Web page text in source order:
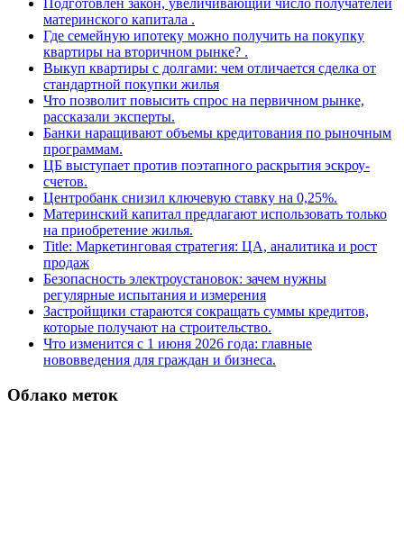
Подготовлен закон, увеличивающий число получателей
материнского капитала .
Где семейную ипотеку можно получить на покупку
квартиры на вторичном рынке? .
Выкуп квартиры с долгами: чем отличается сделка от
стандартной покупки жилья
Что позволит повысить спрос на первичном рынке,
рассказали эксперты.
Банки наращивают объемы кредитования по рыночным
программам.
ЦБ выступает против поэтапного раскрытия эскроу-
счетов.
Центробанк снизил ключевую ставку на 0,25%.
Материнский капитал предлагают использовать только
на приобретение жилья.
Title: Маркетинговая стратегия: ЦА, аналитика и рост
продаж
Безопасность электроустановок: зачем нужны
регулярные испытания и измерения
Застройщики стараются сокращать суммы кредитов,
которые получают на строительство.
Что изменится с 1 июня 2026 года: главные
нововведения для граждан и бизнеса.
Облако меток